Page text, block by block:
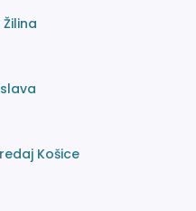
Košice